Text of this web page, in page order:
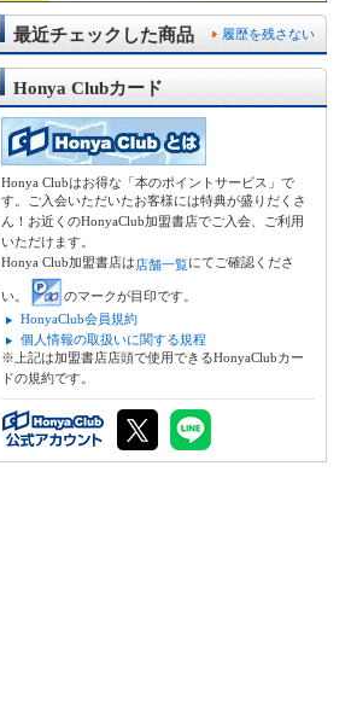
履歴を残さない
最近チェックした商品
Honya Clubカード
Honya Clubはお得な「本のポイントサービス」で
す。ご入会いただいたお客様には特典が盛りだくさ
ん！お近くのHonyaClub加盟書店でご入会、ご利用
いただけます。
Honya Club加盟書店は店舗一覧にてご確認くださ
い。
のマークが目印です。
HonyaClub会員規約
個人情報の取扱いに関する規程
※上記は加盟書店店頭で使用できるHonyaClubカー
ドの規約です。